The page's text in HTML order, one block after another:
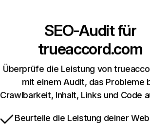
SEO-Audit für
trueaccord.com
Überprüfe die Leistung von
mit einem Audit, das Probleme
Crawlbarkeit, Inhalt, Links und Code
Beurteile die Leistung deiner